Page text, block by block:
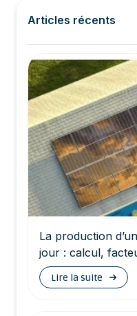
Articles récents
La production
jour : calcul,
Lire la suite